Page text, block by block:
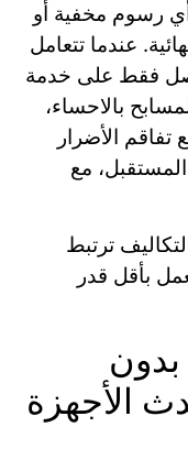
أي رسوم مخفية أو
عندما تتعامل
فقط على خدمة
بالاحساء،
الأضرار
مع
ترتبط
بأقل قدر
الأجهزة